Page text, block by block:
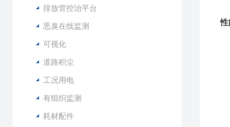
排放管控治平台
恶臭在线监测
可视化
道路积尘
工况用电
有组织监测
耗材配件
性